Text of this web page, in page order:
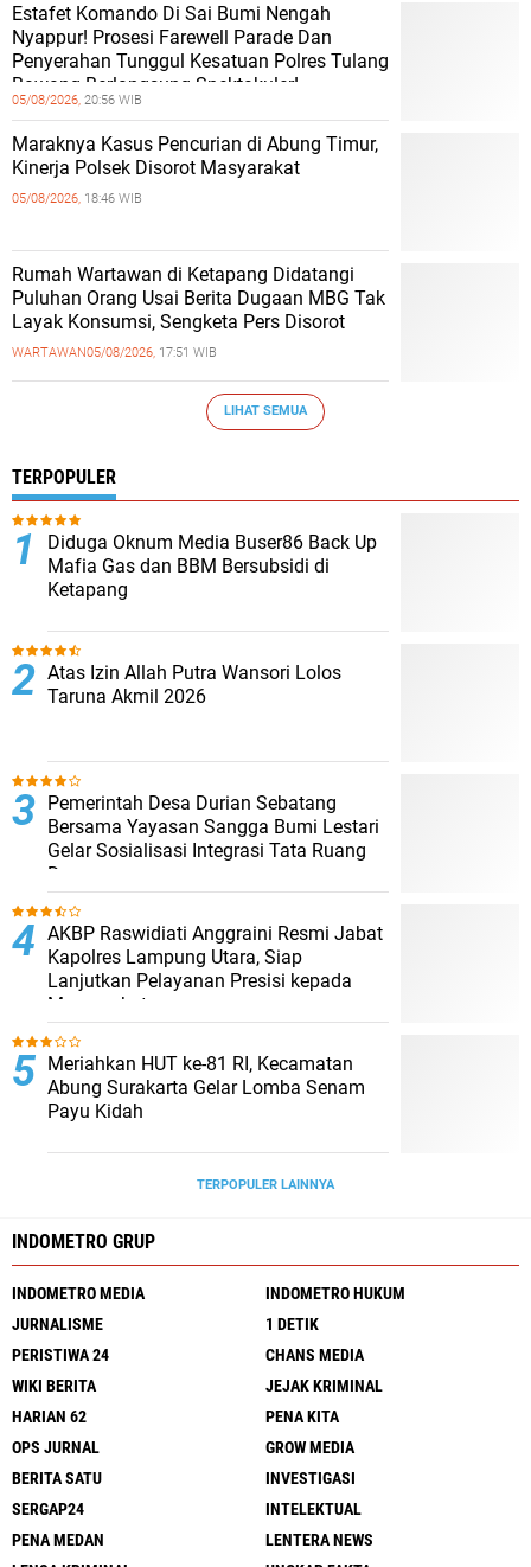
Estafet Komando Di Sai Bumi Nengah
Nyappur! Prosesi Farewell Parade Dan
Penyerahan Tunggul Kesatuan Polres Tulang
Bawang Berlangsung Spektakuler!
05/08/2026, 20:56 WIB
Maraknya Kasus Pencurian di Abung Timur,
Kinerja Polsek Disorot Masyarakat
05/08/2026, 18:46 WIB
Rumah Wartawan di Ketapang Didatangi
Puluhan Orang Usai Berita Dugaan MBG Tak
Layak Konsumsi, Sengketa Pers Disorot
WARTAWAN05/08/2026, 17:51 WIB
LIHAT SEMUA
TERPOPULER
Diduga Oknum Media Buser86 Back Up
Mafia Gas dan BBM Bersubsidi di
Ketapang
Atas Izin Allah Putra Wansori Lolos
Taruna Akmil 2026
Pemerintah Desa Durian Sebatang
Bersama Yayasan Sangga Bumi Lestari
Gelar Sosialisasi Integrasi Tata Ruang
Desa
AKBP Raswidiati Anggraini Resmi Jabat
Kapolres Lampung Utara, Siap
Lanjutkan Pelayanan Presisi kepada
Masyarakat
Meriahkan HUT ke-81 RI, Kecamatan
Abung Surakarta Gelar Lomba Senam
Payu Kidah
TERPOPULER LAINNYA
INDOMETRO GRUP
INDOMETRO MEDIA
INDOMETRO HUKUM
JURNALISME
1 DETIK
PERISTIWA 24
CHANS MEDIA
WIKI BERITA
JEJAK KRIMINAL
HARIAN 62
PENA KITA
OPS JURNAL
GROW MEDIA
BERITA SATU
INVESTIGASI
SERGAP24
INTELEKTUAL
PENA MEDAN
LENTERA NEWS